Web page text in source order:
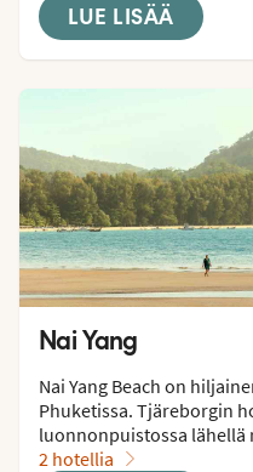
LUE LISÄÄ
Nai Yang
Nai Yang Beach on
Phuketissa. Tjäreborgin
luonnonpuistossa lähellä
2 hotellia